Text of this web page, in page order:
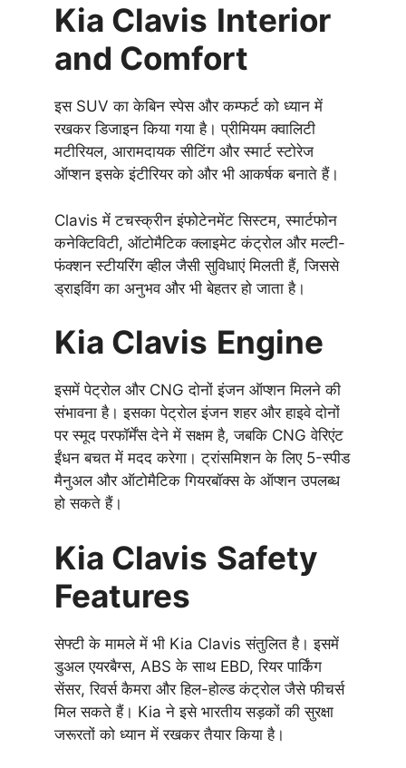
Kia Clavis Interior
and Comfort
इस SUV का केबिन स्पेस और कम्फर्ट को ध्यान में
रखकर डिजाइन किया गया है। प्रीमियम क्वालिटी
मटीरियल, आरामदायक सीटिंग और स्मार्ट स्टोरेज
ऑप्शन इसके इंटीरियर को और भी आकर्षक बनाते हैं।
Clavis में टचस्क्रीन इंफोटेनमेंट सिस्टम, स्मार्टफोन
कनेक्टिविटी, ऑटोमैटिक क्लाइमेट कंट्रोल और मल्टी-
फंक्शन स्टीयरिंग व्हील जैसी सुविधाएं मिलती हैं, जिससे
ड्राइविंग का अनुभव और भी बेहतर हो जाता है।
Kia Clavis Engine
इसमें पेट्रोल और CNG दोनों इंजन ऑप्शन मिलने की
संभावना है। इसका पेट्रोल इंजन शहर और हाइवे दोनों
पर स्मूद परफॉर्मेंस देने में सक्षम है, जबकि CNG वेरिएंट
ईंधन बचत में मदद करेगा। ट्रांसमिशन के लिए 5-स्पीड
मैनुअल और ऑटोमैटिक गियरबॉक्स के ऑप्शन उपलब्ध
हो सकते हैं।
Kia Clavis Safety
Features
सेफ्टी के मामले में भी Kia Clavis संतुलित है। इसमें
डुअल एयरबैग्स, ABS के साथ EBD, रियर पार्किंग
सेंसर, रिवर्स कैमरा और हिल-होल्ड कंट्रोल जैसे फीचर्स
मिल सकते हैं। Kia ने इसे भारतीय सड़कों की सुरक्षा
जरूरतों को ध्यान में रखकर तैयार किया है।